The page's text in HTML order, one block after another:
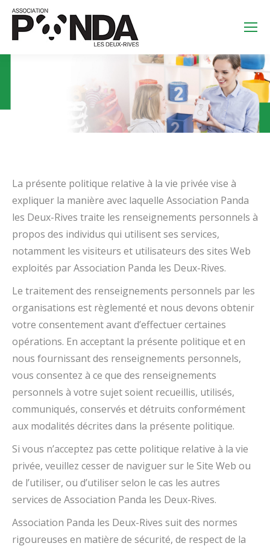
Search:
La présente politique relative à la vie privée vise à
expliquer la manière avec laquelle Association Panda
les Deux-Rives traite les renseignements personnels à
propos des individus qui utilisent ses services,
notamment les visiteurs et utilisateurs des sites Web
exploités par Association Panda les Deux-Rives.
Le traitement des renseignements personnels par les
organisations est règlementé et nous devons obtenir
votre consentement avant d’effectuer certaines
opérations. En acceptant la présente politique et en
nous fournissant des renseignements personnels,
vous consentez à ce que des renseignements
personnels à votre sujet soient recueillis, utilisés,
communiqués, conservés et détruits conformément
aux modalités décrites dans la présente politique.
Si vous n’acceptez pas cette politique relative à la vie
privée, veuillez cesser de naviguer sur le Site Web ou
de l’utiliser, ou d’utiliser selon le cas les autres
services de Association Panda les Deux-Rives.
Association Panda les Deux-Rives suit des normes
rigoureuses en matière de sécurité, de respect de la